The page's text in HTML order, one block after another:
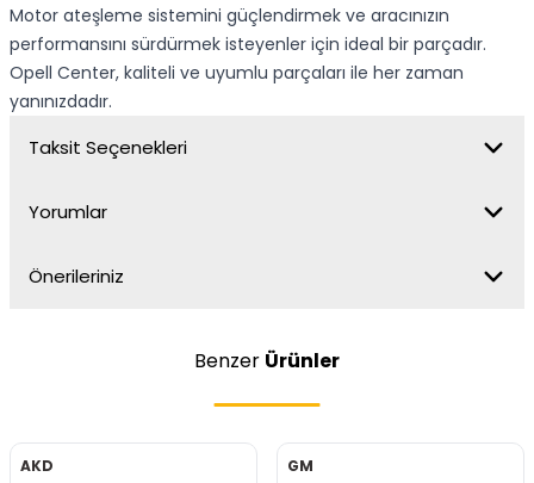
Motor ateşleme sistemini güçlendirmek ve aracınızın
performansını sürdürmek isteyenler için ideal bir parçadır.
Opell Center, kaliteli ve uyumlu parçaları ile her zaman
yanınızdadır.
Taksit Seçenekleri
Yorumlar
Önerileriniz
Benzer Ürünler
AKD
GM